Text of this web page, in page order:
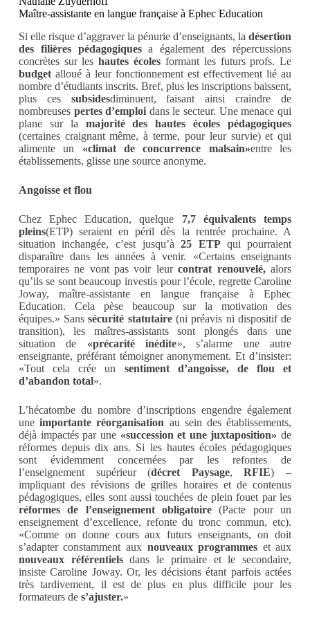
Maître-assistante en langue française à Ephec Education
Si elle risque d’aggraver la pénurie d’enseignants, la désertion
des filières pédagogiquesa également des répercussions
concrètes sur leshautes écoles formant les futurs profs. Le
budgetalloué à leur fonctionnement est effectivement lié au
nombre d’étudiants inscrits. Bref, plus les inscriptions baissent,
plus ces subsidesdiminuent, faisant ainsi craindre de
nombreusespertes d’emploi dans le secteur. Une menace qui
plane sur la majorité des hautes écoles pédagogiques
(certaines craignant même, à terme, pour leur survie) et qui
alimente un «climat de concurrence malsain»entre les
établissements, glisse une source anonyme.
Angoisse et flou
Chez Ephec Education, quelque 7,7 équivalents temps
pleins(ETP) seraient en péril dès la rentrée prochaine. A
situation inchangée, c’est jusqu’à25 ETP qui pourraient
disparaître dans les années à venir. «Certains enseignants
temporaires ne vont pas voir leurcontrat renouvelé,alors
qu’ils se sont beaucoup investis pour l’école, regrette Caroline
Joway, maître-assistante en langue française à Ephec
Education. Cela pèse beaucoup sur la motivation des
équipes.» Sanssécurité statutaire(ni préavis ni dispositif de
transition), les maîtres-assistants sont plongés dans une
situation de «précarité inédite», s’alarme une autre
enseignante, préférant témoigner anonymement. Et d’insister:
«Tout cela crée un sentiment d’angoisse, de flou et
d’abandon total».
L’hécatombe du nombre d’inscriptions engendre également
uneimportante réorganisation au sein des établissements,
déjà impactés par une «succession et une juxtaposition»de
réformes depuis dix ans. Si les hautes écoles pédagogiques
sont évidemment concernées par les refontes de
l’enseignement supérieur (décret Paysage,RFIE) –
impliquant des révisions de grilles horaires et de contenus
pédagogiques, elles sont aussi touchées de plein fouet par les
réformes de l’enseignement obligatoire (Pacte pour un
enseignement d’excellence, refonte du tronc commun, etc).
«Comme on donne cours aux futurs enseignants, on doit
s’adapter constamment aux nouveaux programmes et aux
nouveaux référentielsdans le primaire et le secondaire,
insiste Caroline Joway. Or, les décisions étant parfois actées
très tardivement, il est de plus en plus difficile pour les
formateurs de s’ajuster.»